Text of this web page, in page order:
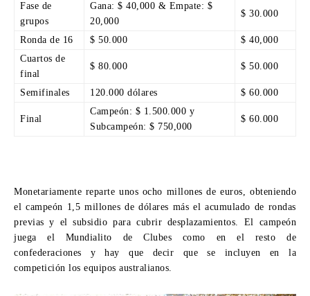
Fase de
grupos
Gana: $ 40,000 & Empate: $
20,000
$ 30.000
Ronda de 16 $ 50.000
$ 40,000
Cuartos de
final
$ 80.000 $ 50.000
Semifinales 120.000 dólares $ 60.000
Final
Campeón: $ 1.500.000 y
Subcampeón: $ 750,000
$ 60.000
Monetariamente reparte unos ocho millones de euros, obteniendo
el campeón 1,5 millones de dólares más el acumulado de rondas
previas y el subsidio para cubrir desplazamientos. El campeón
juega el Mundialito de Clubes como en el resto de
confederaciones y hay que decir que se incluyen en la
competición los equipos australianos.